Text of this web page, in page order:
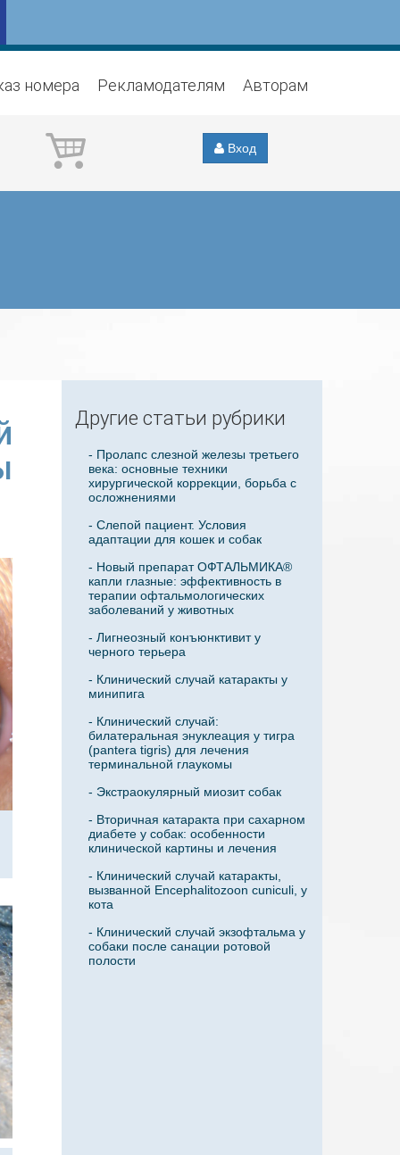
номера Рекламодателям Авторам
Вход
Другие статьи рубрики
- Пролапс слезной железы третьего
века: основные техники
хирургической коррекции, борьба с
осложнениями
- Слепой пациент. Условия
адаптации для кошек и собак
- Новый препарат ОФТАЛЬМИКА®
капли глазные: эффективность в
терапии офтальмологических
заболеваний у животных
- Лигнеозный конъюнктивит у
черного терьера
- Клинический случай катаракты у
минипига
- Клинический случай:
билатеральная энуклеация у тигра
(pantera tigris) для лечения
терминальной глаукомы
- Экстраокулярный миозит собак
- Вторичная катаракта при сахарном
диабете у собак: особенности
клинической картины и лечения
- Клинический случай катаракты,
вызванной Encephalitozoon cuniculi, у
кота
- Клинический случай экзофтальма у
собаки после санации ротовой
полости